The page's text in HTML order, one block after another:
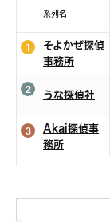
系列名
1
そよかぜ探偵
事務所
2
うな探偵社
3
Akai探偵事
務所